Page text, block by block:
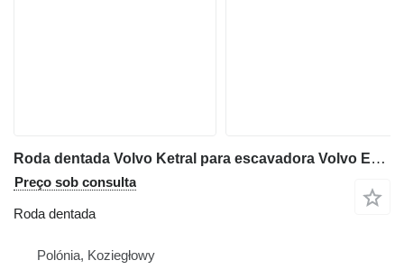
Roda dentada Volvo Ketral para escavadora Volvo EC 180D
Preço sob consulta
Roda dentada
Polónia, Koziegłowy